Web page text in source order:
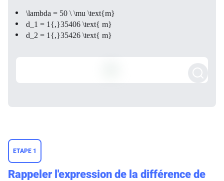
\lambda = 50 \ \mu \text{m}
d_1 = 1{,}35406 \text{ m}
d_2 = 1{,}35426 \text{ m}
ETAPE 1
Rappeler l'expression de la différence de